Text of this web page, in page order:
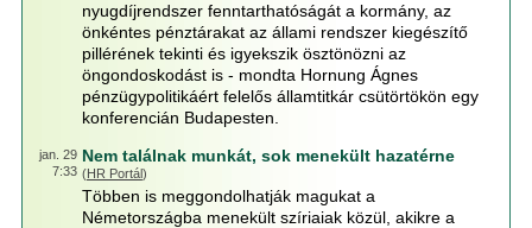
nyugdíjrendszer fenntarthatóságát a kormány, az
önkéntes pénztárakat az állami rendszer kiegészítő
pillérének tekinti és igyekszik ösztönözni az
öngondoskodást is - mondta Hornung Ágnes
pénzügypolitikáért felelős államtitkár csütörtökön egy
konferencián Budapesten.
jan. 29
7:33
Nem találnak munkát, sok menekült hazatérne
(HR Portál)
Többen is meggondolhatják magukat a
Németországba menekült szíriaiak közül, akikre a